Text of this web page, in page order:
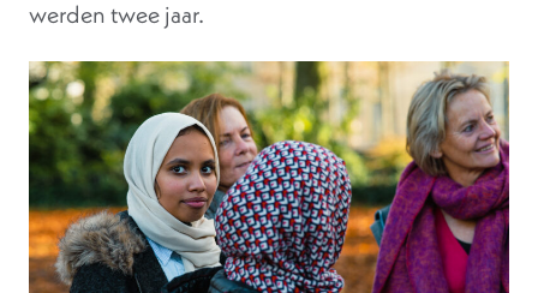
werden twee jaar.